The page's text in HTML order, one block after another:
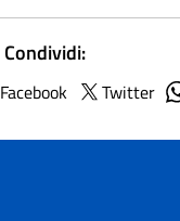
Condividi:
Facebook Twitter